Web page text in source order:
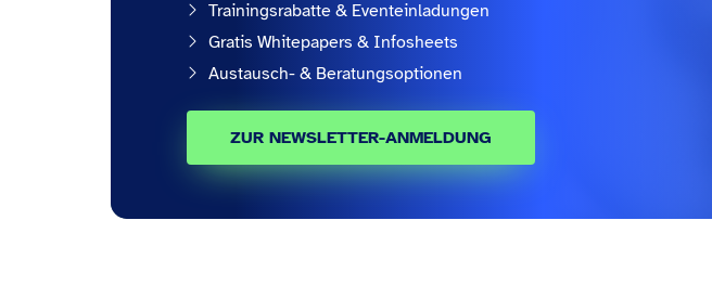
Trainingsrabatte & Eventeinladungen
Gratis Whitepapers & Infosheets
Austausch- & Beratungsoptionen
ZUR NEWSLETTER-ANMELDUNG